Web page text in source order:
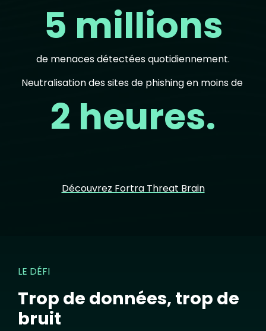
5 millions
de menaces détectées quotidiennement.
Neutralisation des sites de phishing en moins de
2 heures.
Découvrez Fortra Threat Brain
LE DÉFI
Trop de données, trop de
bruit